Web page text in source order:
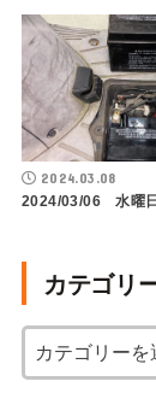
2024.03.08
2024/03/06 水曜
カテゴリ